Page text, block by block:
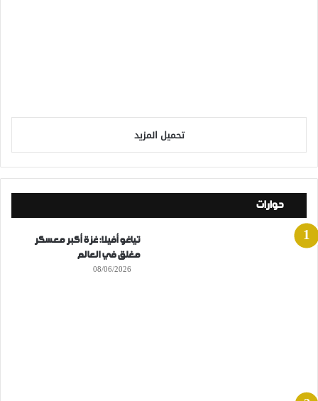
تحميل المزيد
حوارات
تياغو أفيلا: غزة أكبر معسكر
مغلق في العالم
08/06/2026